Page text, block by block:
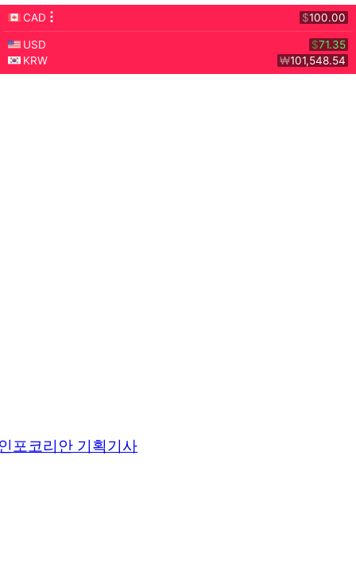
포코리안 기획기사